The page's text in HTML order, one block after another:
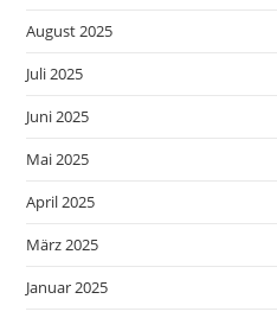
August 2025
Juli 2025
Juni 2025
Mai 2025
April 2025
März 2025
Januar 2025